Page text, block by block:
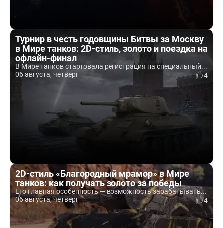
Турнир в честь годовщины Битвы за Москву
в Мире танков: 2D-стиль, золото и поездка на
офлайн-финал
В Мире танков стартовала регистрация на специальный...
06 августа, четверг
4
2D-стиль «Благородный мрамор» в Мире
танков: как получать золото за победы
Его главная особенность — возможность зарабатывать...
06 августа, четверг
4